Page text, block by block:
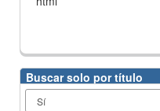
Buscar solo por título